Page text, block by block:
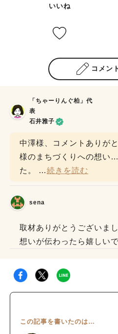
いいね
コメン
「ちゃーりんぐ柏」代
表
石井雅子
中澤様、コメントありが
様のまちづくりへの想い
た。
…続きを読む
sena
取材ありがとうございま
想いが伝わったら嬉しいで
この記事を書いたのは…